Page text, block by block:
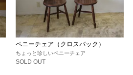
ペニーチェア（クロスバック）
ちょっと珍しいペニーチェア
SOLD OUT